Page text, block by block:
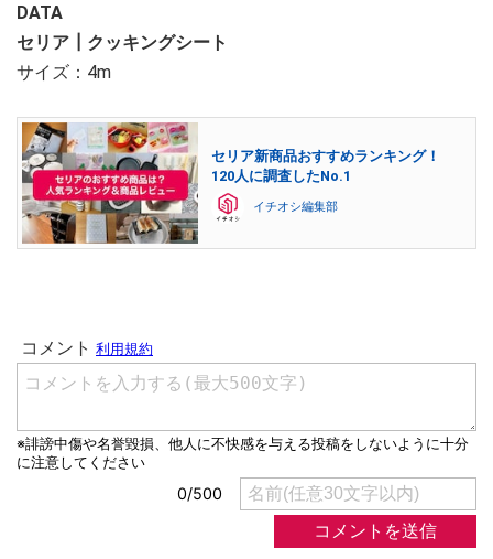
DATA
セリア┃クッキングシート
サイズ：4m
セリア新商品おすすめランキング！
120人に調査したNo.1
イチオシ編集部